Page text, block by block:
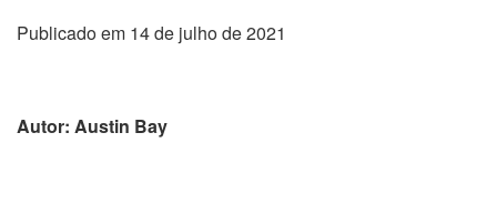
Publicado em 14 de julho de 2021
Autor: Austin Bay